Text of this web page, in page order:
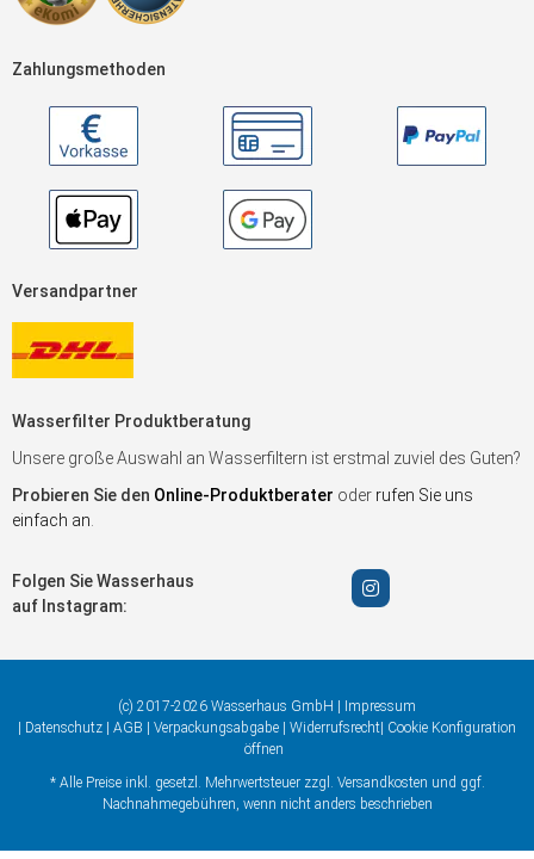
Zahlungsmethoden
Versandpartner
Wasserfilter Produktberatung
Unsere große Auswahl an Wasserfiltern ist erstmal zuviel des Guten?
Probieren Sie den Online-Produktberater oder rufen Sie uns
einfach an
Folgen Sie Wasserhaus
auf Instagram:
(c) 2017-2026 Wasserhaus GmbH |
Impressum
Datenschutz AGB Verpackungsabgabe Widerrufsrecht Cookie Konfiguration
öffnen
* Alle Preise inkl. gesetzl. Mehrwertsteuer zzgl. Versandkosten und ggf.
Nachnahmegebühren, wenn nicht anders beschrieben